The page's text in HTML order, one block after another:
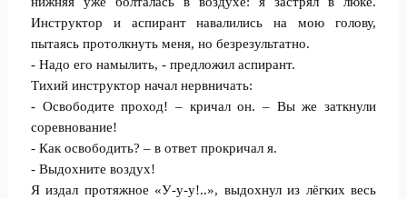
Инструктор и аспирант навалились на мою голову,
пытаясь протолкнуть меня, но безрезультатно.
- Надо его намылить, - предложил аспирант.
Тихий инструктор начал нервничать:
- Освободите проход! – кричал он. – Вы же заткнули
соревнование!
- Как освободить? – в ответ прокричал я.
- Выдохните воздух!
Я издал протяжное «У-у-у!..», выдохнул из лёгких весь